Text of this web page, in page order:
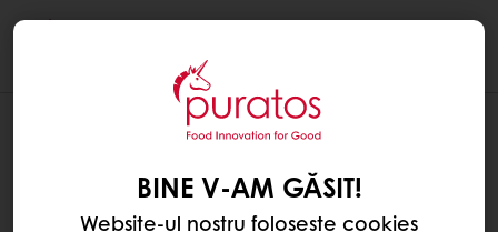
BINE V-AM GĂSIT!
Website-ul nostru folosește cookies